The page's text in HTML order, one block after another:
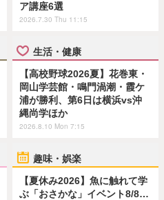
ア講座6選
2026.7.30 Thu 11:15
生活・健康
【高校野球2026夏】花巻東・
岡山学芸館・鳴門渦潮・霞ケ
浦が勝利、第6日は横浜vs沖
縄尚学ほか
2026.8.10 Mon 7:15
趣味・娯楽
【夏休み2026】魚に触れて学
ぶ「おさかな」イベント8/8…